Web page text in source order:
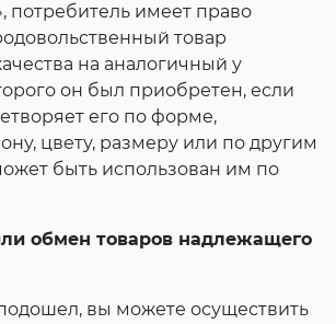
потребитель имеет право
товар
на аналогичный у
он был приобретен, если
его по форме,
цвету, размеру или по другим
быть использован им по
обмен товаров надлежащего
вы можете осуществить